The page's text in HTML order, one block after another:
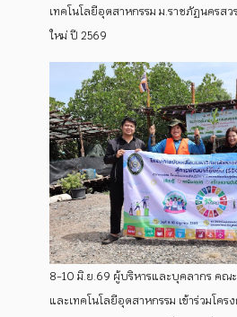
เทคโนโลยีอุตสาหกรรม ม.ราชภัฏนครส
ใหม่ ปี 2569
8-10 มิ.ย.69 ผู้บริหารและบุคลากร คณะ
และเทคโนโลยีอุตสาหกรรม เข้าร่วมโค